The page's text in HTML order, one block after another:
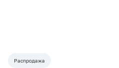
Распродажа